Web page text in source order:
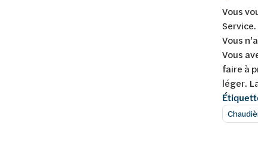
Vous
Service.
Vous
Vous
faire à
léger.